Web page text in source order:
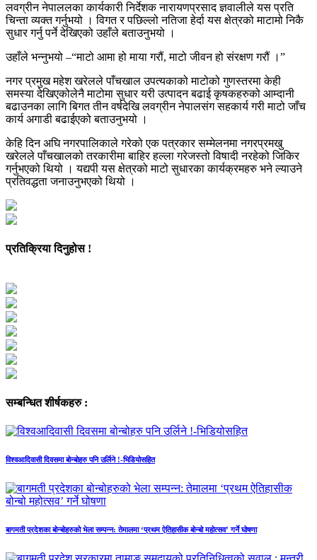
लवग्रीन नेपाललका कार्यकारी निर्देशक नारायणप्रसाद ज्ञवालीले यस प्रति
चिन्ता व्यक्त गर्नुभयो । विगत र पछिल्लो नतिजा हेर्दा यस क्षेत्रको माटामो निकै
सुधार गर्नु पर्ने देखिएको उहाँले बताउनुभयो ।
उहाँले भन्नुभयो –“माटो आमा हो माया गरौं, माटो जीवन हो संरक्षण गरौं ।”
नगर प्रमुख महेश खरेलले पाँचखाल उपत्यकाको माटोको गुणस्तरमा केही
समस्या देखिएकोलेनै माटोमा सुधार यरी उत्पादन बढाई कृषकहरुको आम्दानी
बढाउनका लागि बिगत तीन वर्षदेखि लवग्रीन नेपालसंग सहकार्य गरी माटो जाँच
कार्य अगाडी बढाईएको बताउनुभयो ।
केहि दिन अघि नगरपालिकाले गरेको एक पत्रकार सम्मेलनमा नगरप्रमखु
खरेलले पाँचखालको तरकारीमा बाहिर हल्ला गरेजस्तो विषादी नरहेको जिकिर
गर्नुभएको थियो । यद्यपी यस क्षेत्रको माटो सुधारका कार्यक्रमहरु भने ल्याउने
प्रतिवद्धता जनाउनुभएको थियो ।
प्रतिक्रिया दिनुहोस !
सम्बन्धित शीर्षकहरु :
विश्वआदिवासी दिवसमा बोन्बोहरु पनि उर्लिने !-भिडियोसहित
बागमती प्रदेशका बोन्बोहरुको भेला सम्पन्न: तेमालमा ‘प्रथम ऐतिहासीक बोन्बो महोत्सव’ गर्ने घोषणा